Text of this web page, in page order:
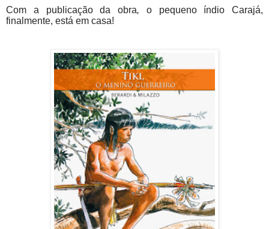
Com a publicação da obra, o pequeno índio Carajá,
finalmente, está em casa!